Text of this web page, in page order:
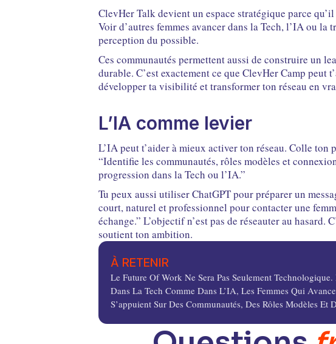
ClevHer Talk devient un espace stratégique parce
Voir d’autres femmes avancer dans la Tech, l’IA ou
perception du possible.
Ces communautés permettent aussi de construire un
durable. C’est exactement ce que ClevHer Camp peut
développer ta visibilité et transformer ton réseau en
L’IA comme levier
L’IA peut t’aider à mieux activer ton réseau. Colle
“Identifie les communautés, rôles modèles et
progression dans la Tech ou l’IA.”
Tu peux aussi utiliser ChatGPT pour préparer un
court, naturel et professionnel pour contacter une
échange.” L’objectif n’est pas de réseauter au hasard.
soutient ton ambition.
À RETENIR
Le Future Of Work Ne Sera Pas Seulement
Dans La Tech Comme Dans L’IA, Les Femmes Qui
S’appuient Sur Des Communautés, Des Rôles Modèles Et